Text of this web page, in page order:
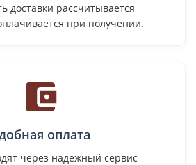
доставки рассчитывается
при получении.
оплата
через надежный сервис